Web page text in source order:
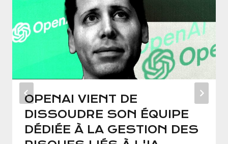
OPENAI VIENT DE
DISSOUDRE SON ÉQUIPE
DÉDIÉE À LA GESTION DES